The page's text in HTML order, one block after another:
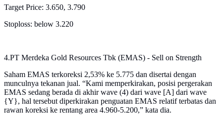
Target Price: 3.650, 3.790
Stoploss: below 3.220
4.PT Merdeka Gold Resources Tbk (EMAS) - Sell on Strength
Saham EMAS terkoreksi 2,53% ke 5.775 dan disertai dengan
munculnya tekanan jual. “Kami memperkirakan, posisi pergerakan
EMAS sedang berada di akhir wave (4) dari wave [A] dari wave
{Y}, hal tersebut diperkirakan penguatan EMAS relatif terbatas dan
rawan koreksi ke rentang area 4.960-5.200,” kata dia.